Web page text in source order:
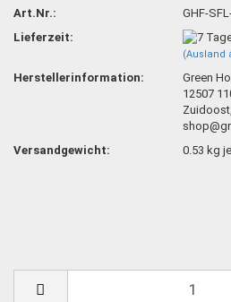
Art.Nr.:
GHF-
Lieferzeit:
(Ausland
Herstellerinformation:
Green
12507
Versandgewicht:
0.53 kg